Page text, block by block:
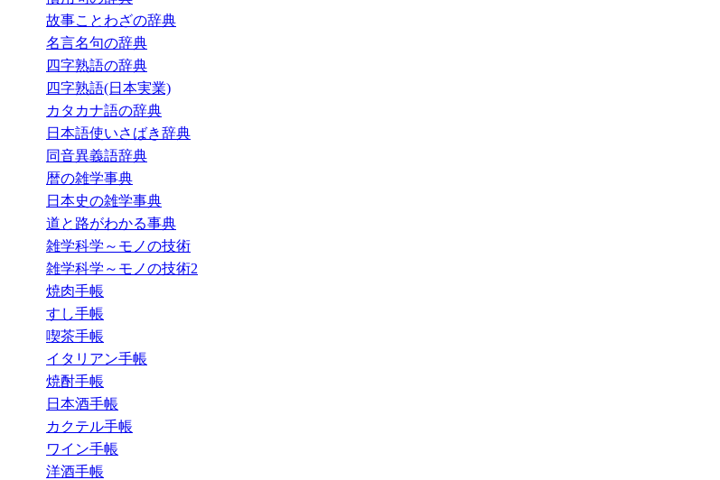
故事ことわざの辞典
名言名句の辞典
四字熟語の辞典
四字熟語(日本実業)
カタカナ語の辞典
日本語使いさばき辞典
同音異義語辞典
暦の雑学事典
日本史の雑学事典
道と路がわかる事典
雑学科学～モノの技術
雑学科学～モノの技術2
焼肉手帳
すし手帳
喫茶手帳
イタリアン手帳
焼酎手帳
日本酒手帳
カクテル手帳
ワイン手帳
洋酒手帳